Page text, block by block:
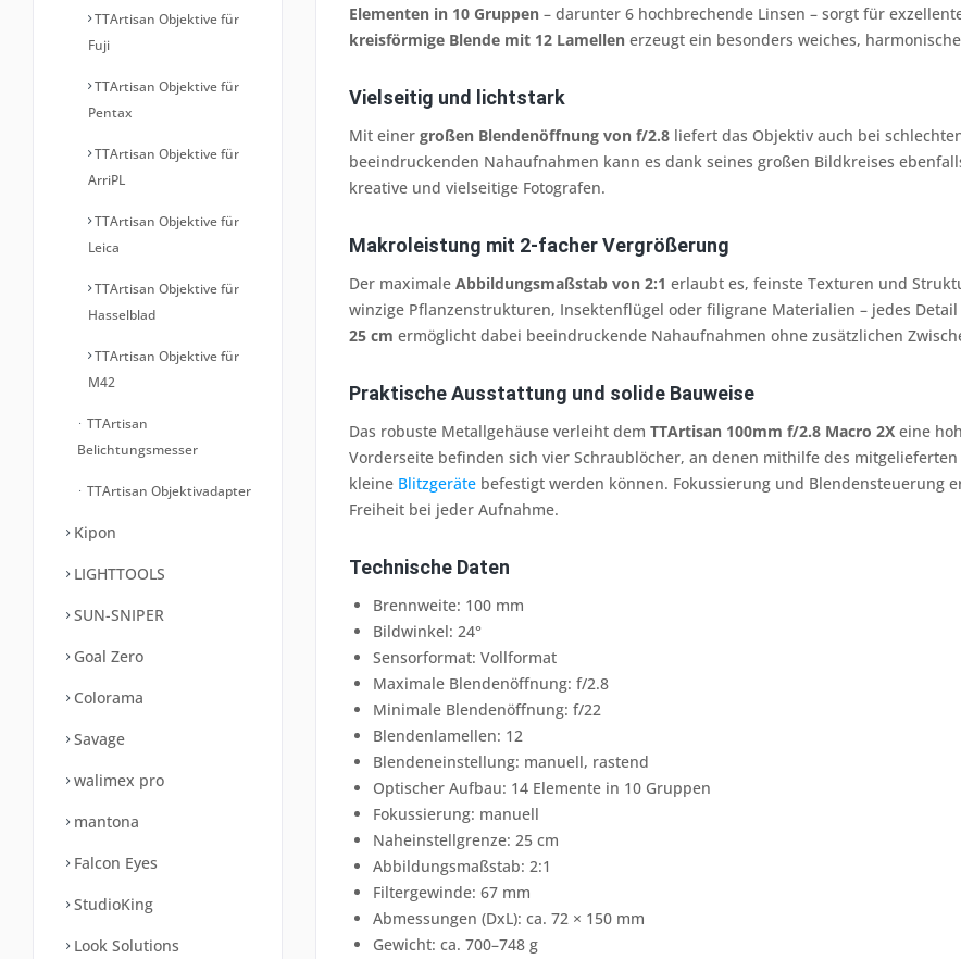
TTArtisan Objektive für
Fuji
TTArtisan Objektive für
Pentax
TTArtisan Objektive für
ArriPL
TTArtisan Objektive für
Leica
TTArtisan Objektive für
Hasselblad
TTArtisan Objektive für
M42
TTArtisan
Belichtungsmesser
TTArtisan Objektivadapter
Kipon
LIGHTTOOLS
SUN-SNIPER
Goal Zero
Colorama
Savage
walimex pro
mantona
Falcon Eyes
StudioKing
Look Solutions
Elementen in 10 Gruppen – darunter 6 hochbrechende Linsen – sorgt für
kreisförmige Blende mit 12 Lamellen erzeugt ein besonders weiches,
Vielseitig und lichtstark
Mit einer großen Blendenöffnung von f/2.8 liefert das Objektiv auch bei
beeindruckenden Nahaufnahmen kann es dank seines großen Bildkreises
kreative und vielseitige Fotografen.
Makroleistung mit 2-facher Vergrößerung
Der maximale Abbildungsmaßstab von 2:1 erlaubt es, feinste Texturen und
winzige Pflanzenstrukturen, Insektenflügel oder filigrane Materialien – jedes
25 cm ermöglicht dabei beeindruckende Nahaufnahmen ohne zusätzlichen
Praktische Ausstattung und solide Bauweise
Das robuste Metallgehäuse verleiht dem TTArtisan 100mm f/2.8 Macro 2X eine
Vorderseite befinden sich vier Schraublöcher, an denen mithilfe des mitgelieferten
kleine Blitzgeräte befestigt werden können. Fokussierung und Blendensteuerung
Freiheit bei jeder Aufnahme.
Technische Daten
Brennweite: 100 mm
Bildwinkel: 24°
Sensorformat: Vollformat
Maximale Blendenöffnung: f/2.8
Minimale Blendenöffnung: f/22
Blendenlamellen: 12
Blendeneinstellung: manuell, rastend
Optischer Aufbau: 14 Elemente in 10 Gruppen
Fokussierung: manuell
Naheinstellgrenze: 25 cm
Abbildungsmaßstab: 2:1
Filtergewinde: 67 mm
Abmessungen (DxL): ca. 72 × 150 mm
Gewicht: ca. 700–748 g